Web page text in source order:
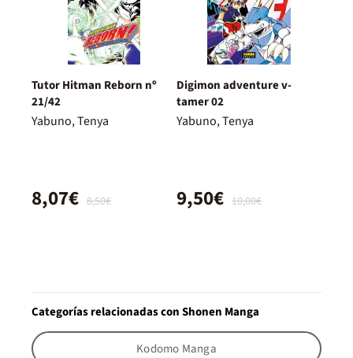
Tutor Hitman Reborn nº
21/42
Yabuno, Tenya
8,50€
8,07€
Digimon adventure v-
tamer 02
Yabuno, Tenya
10,00€
9,50€
Categorías relacionadas con Shonen Manga
Kodomo Manga